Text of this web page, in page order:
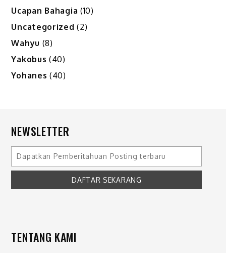
Ucapan Bahagia (10)
Uncategorized (2)
Wahyu (8)
Yakobus (40)
Yohanes (40)
NEWSLETTER
TENTANG KAMI